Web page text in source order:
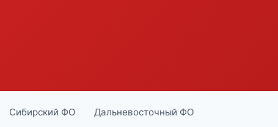
Сибирский ФО Дальневосточный ФО